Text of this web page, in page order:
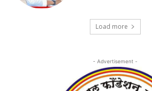
Load more
- Advertisement -